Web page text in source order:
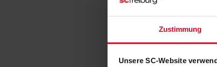
Zustimmung
Unsere SC-Website
SC
Becher To Go
€ 9,95